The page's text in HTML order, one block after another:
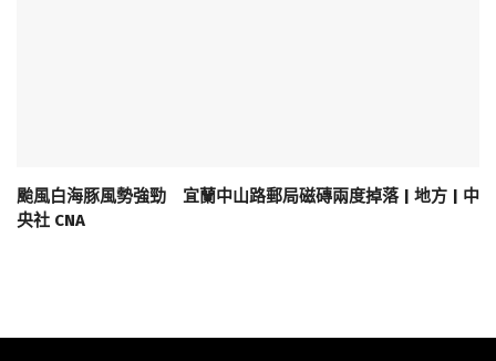
颱風白海豚風勢強勁 宜蘭中山路郵局磁磚兩度掉落 | 地方 | 中
央社 CNA